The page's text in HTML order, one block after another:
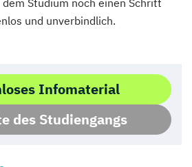
und unverbindlich.
Infomaterial
des Studiengangs